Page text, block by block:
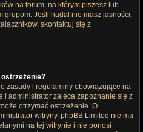
na forum, na którym piszesz lub
grupom. Jeśli nadal nie masz jasności,
skontaktuj się z
ostrzeżenie?
zasady i regulaminy obowiązujące na
i administrator zaleca zapoznanie się z
otrzymać ostrzeżenie. O
witryny. phpBB Limited nie ma
na tej witrynie i nie ponosi